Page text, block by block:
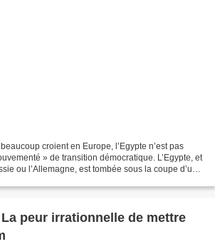
croient en Europe, l’Egypte n’est pas
» de transition démocratique. L’Egypte, et
ou l’Allemagne, est tombée sous la coupe d’une
peur irrationnelle de mettre